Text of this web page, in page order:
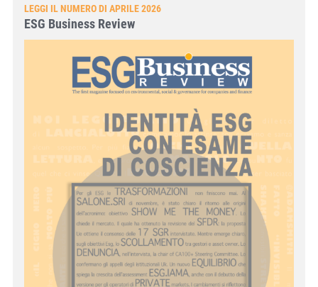
LEGGI IL NUMERO DI APRILE 2026
ESG Business Review